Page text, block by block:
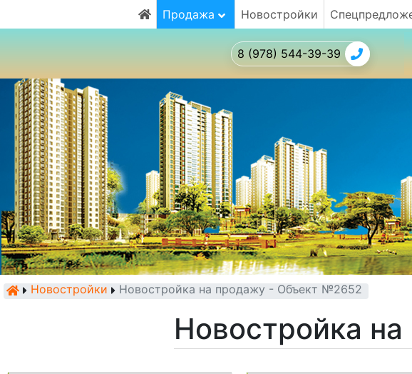
Продажа Новостройки
8 (978) 544-39-39
Новостройки Новостройка на продажу - Объект №2652
Новостройка